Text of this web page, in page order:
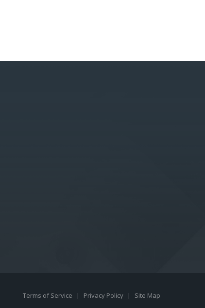
Terms of Service | Privacy Policy | Site Map